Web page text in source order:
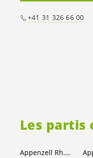
Les partis
Appenzell Rh.-Ext.
+41 31 326 66 00